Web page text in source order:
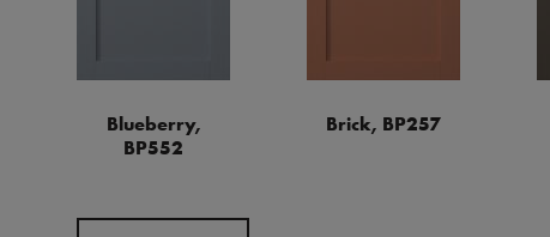
Blueberry,
BP552
Brick, BP257